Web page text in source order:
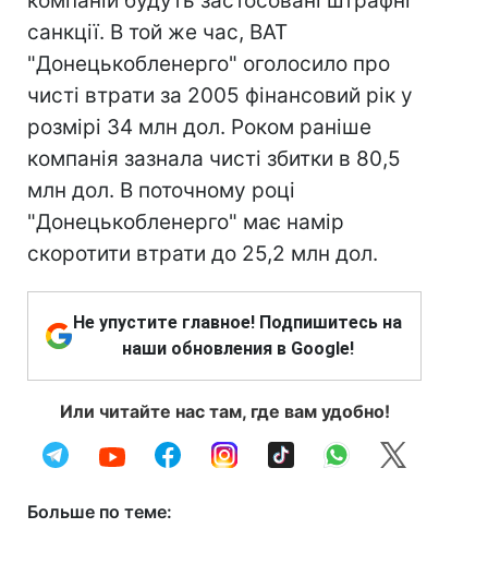
санкції. В той же час, ВАТ
"Донецькобленерго" оголосило про
чисті втрати за 2005 фінансовий рік у
розмірі 34 млн дол. Роком раніше
компанія зазнала чисті збитки в 80,5
млн дол. В поточному році
"Донецькобленерго" має намір
скоротити втрати до 25,2 млн дол.
Не упустите главное! Подпишитесь на
наши обновления в Google!
Или читайте нас там, где вам удобно!
Больше по теме: